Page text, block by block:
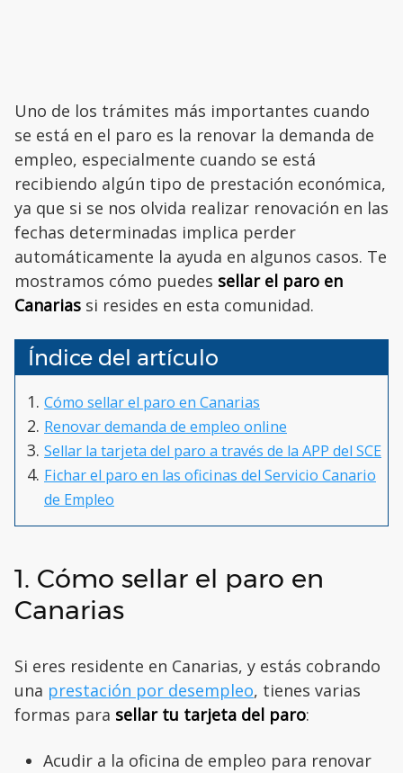
Uno de los trámites más importantes cuando
se está en el paro es la renovar la demanda de
empleo, especialmente cuando se está
recibiendo algún tipo de prestación económica,
ya que si se nos olvida realizar renovación en las
fechas determinadas implica perder
automáticamente la ayuda en algunos casos. Te
mostramos cómo puedes sellar el paro en
Canarias si resides en esta comunidad.
Índice del artículo
Cómo sellar el paro en Canarias
Renovar demanda de empleo online
Sellar la tarjeta del paro a través de la APP del SCE
Fichar el paro en las oficinas del Servicio Canario
de Empleo
1. Cómo sellar el paro en
Canarias
Si eres residente en Canarias, y estás cobrando
una prestación por desempleo, tienes varias
formas para sellar tu tarjeta del paro:
Acudir a la oficina de empleo para renovar